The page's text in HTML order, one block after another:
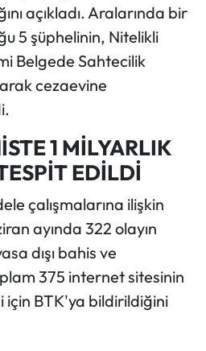
açıkladı. Aralarında bir
5 şüphelinin, Nitelikli
Belgede Sahtecilik
cezaevine
1 MİLYARLIK
EDİLDİ
çalışmalarına ilişkin
ayında 322 olayın
dışı bahis ve
375 internet sitesinin
için BTK'ya bildirildiğini